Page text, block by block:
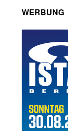
WERBUNG